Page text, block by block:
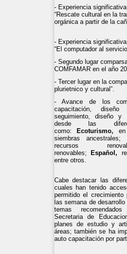
- Experiencia
“Rescate cultural en la
orgánica a partir de la
- Experiencia
“El computador al
- Segundo lugar
COMFAMAR en el año
- Tercer lugar en la
plurietnico y cultural”.
- Avance de los
capacitación,
seguimiento, diseño y
desde las
como:
Ecoturismo,
siembras
recursos
renovables;
Español,
entre otros.
Cabe destacar las
cuales han tenido
permitido el
las semana de
temas
Secretaria de
planes de estudio y
áreas; también se ha
auto capacitación por